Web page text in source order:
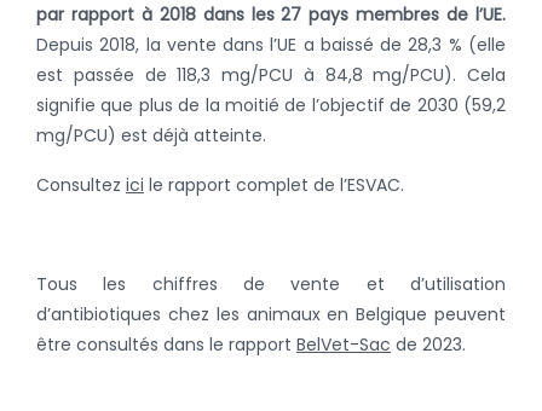
par rapport à 2018 dans les 27 pays membres de l’UE.
Depuis 2018, la vente dans l’UE a baissé de 28,3 % (elle
est passée de 118,3 mg/PCU à 84,8 mg/PCU). Cela
signifie que plus de la moitié de l’objectif de 2030 (59,2
mg/PCU) est déjà atteinte.
Consultez ici le rapport complet de l’ESVAC.
Tous les chiffres de vente et d’utilisation
d’antibiotiques chez les animaux en Belgique peuvent
être consultés dans le rapport BelVet-Sac de 2023.